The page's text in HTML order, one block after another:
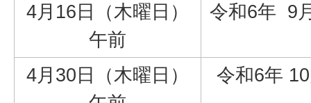
4月16日（木曜日）
午前
令和6年 9
4月30日（木曜日）
令和6年